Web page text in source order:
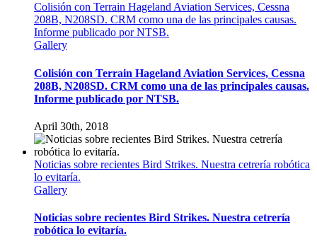
Colisión con Terrain Hageland Aviation Services, Cessna
208B, N208SD. CRM como una de las principales causas.
Informe publicado por NTSB.
Gallery
Colisión con Terrain Hageland Aviation Services, Cessna
208B, N208SD. CRM como una de las principales causas.
Informe publicado por NTSB.
April 30th, 2018
Noticias sobre recientes Bird Strikes. Nuestra cetrería robótica
lo evitaría.
Gallery
Noticias sobre recientes Bird Strikes. Nuestra cetrería
robótica lo evitaría.